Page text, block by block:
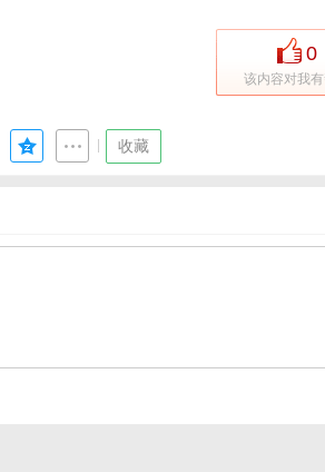
0
该内容对我
收藏